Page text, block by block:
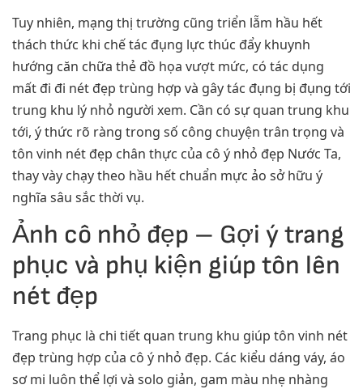
Tuy nhiên, mạng thị trường cũng triển lẵm hầu hết
thách thức khi chế tác đụng lực thúc đẩy khuynh
hướng căn chữa thẻ đồ họa vượt mức, có tác dụng
mất đi đi nét đẹp trùng hợp và gây tác đụng bị đụng tới
trung khu lý nhỏ người xem. Cần có sự quan trung khu
tới, ý thức rõ ràng trong số công chuyện trân trọng và
tôn vinh nét đẹp chân thực của cô ý nhỏ đẹp Nước Ta,
thay vày chạy theo hầu hết chuẩn mực ảo sở hữu ý
nghĩa sâu sắc thời vụ.
Ảnh cô nhỏ đẹp – Gợi ý trang
phục và phụ kiện giúp tôn lên
nét đẹp
Trang phục là chi tiết quan trung khu giúp tôn vinh nét
đẹp trùng hợp của cô ý nhỏ đẹp. Các kiểu dáng váy, áo
sơ mi luôn thể lợi và solo giản, gam màu nhẹ nhàng